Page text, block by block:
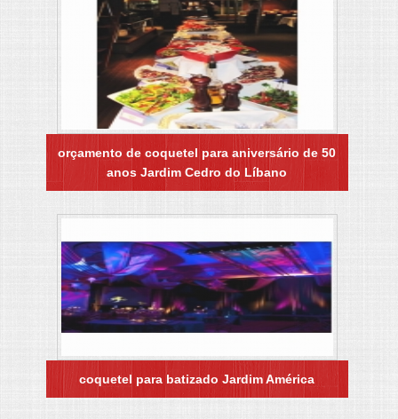
orçamento de coquetel para aniversário de 50
anos Jardim Cedro do Líbano
coquetel para batizado Jardim América